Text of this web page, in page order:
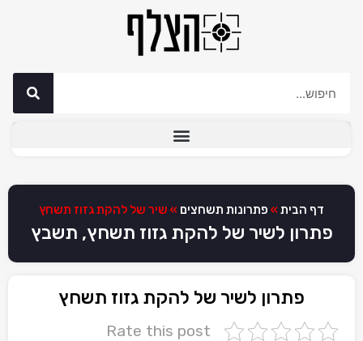
דף הבית » פתרונות תשחצים » שיר של להקת גזוז תשחץ
פתרון לשיר של להקת גזוז תשחץ, תשבץ
פתרון לשיר של להקת גזוז תשחץ
Rate this post